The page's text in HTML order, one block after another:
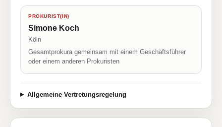
PROKURIST(IN)
Simone Koch
Köln
Gesamtprokura gemeinsam mit einem Geschäftsführer
oder einem anderen Prokuristen
Allgemeine Vertretungsregelung